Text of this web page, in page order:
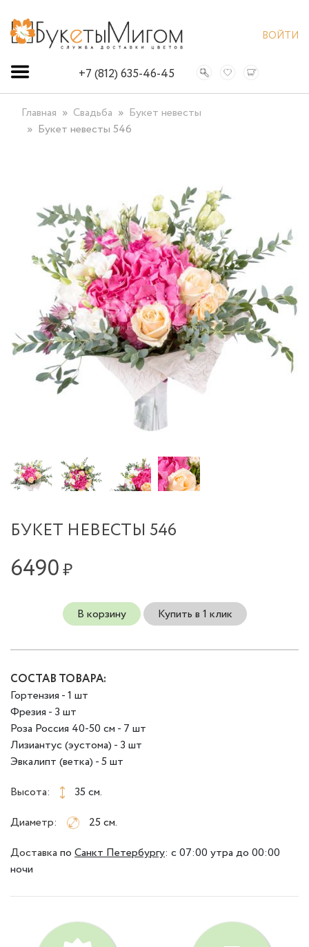
ВОЙТИ
+7 (812) 635-46-45
Главная Свадьба
Букет невесты
Букет невесты 546
БУКЕТ НЕВЕСТЫ 546
6490₽
В корзину Купить в 1 клик
СОСТАВ ТОВАРА:
Гортензия - 1 шт
Фрезия - 3 шт
Роза Россия 40-50 см - 7 шт
Лизиантус (эустома) - 3 шт
Эвкалипт (ветка) - 5 шт
Высота:
35 см.
Диаметр:
25 см.
Доставка по Санкт Петербургу: с 07:00 утра до 00:00
ночи